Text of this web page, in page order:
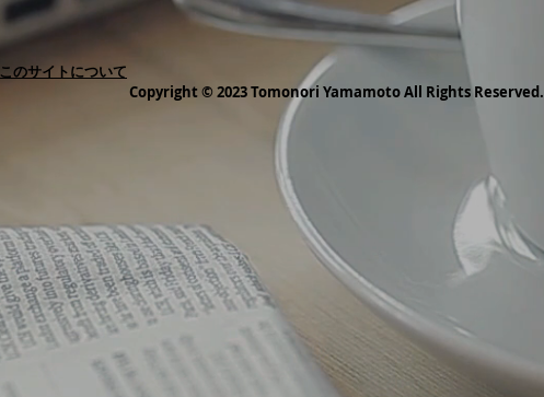
このサイトについて
Copyright © 2023 Tomonori Yamamoto All Rights Reserved.